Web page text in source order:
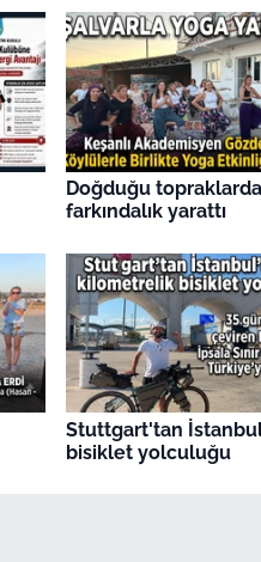
Doğduğu topraklarda
farkındalık yarattı
Stuttgart'tan
bisiklet yolculuğu